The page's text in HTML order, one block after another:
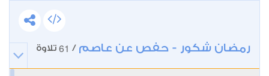
رمضان شكور - حفص عن عاصم /
61 تلاوة